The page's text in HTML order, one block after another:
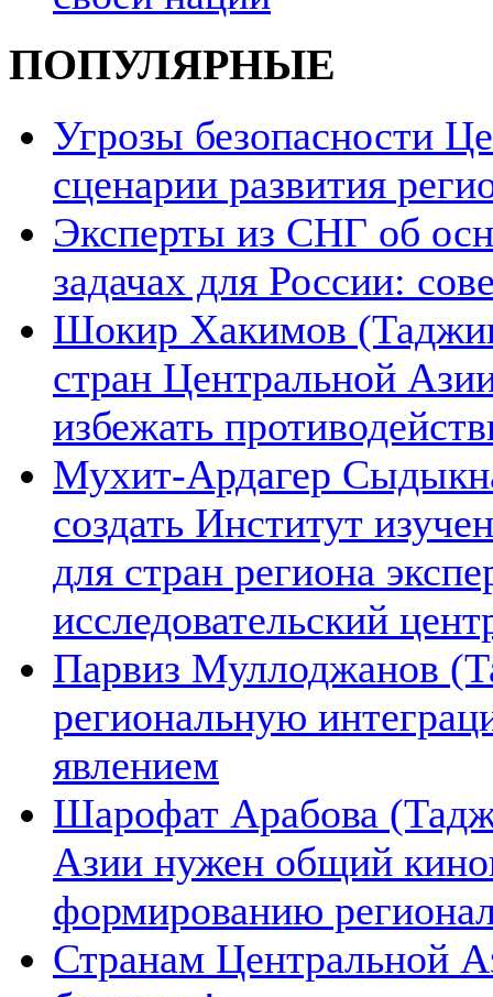
ПОПУЛЯРНЫЕ
Угрозы безопасности
сценарии развития
Эксперты из СНГ об
задачах для России:
Шокир Хакимов
стран Центральной
избежать
Мухит-Ардагер
создать Институт
для стран региона
исследовательский
Парвиз Муллоджанов
региональную
явлением
Шарофат Арабова
Азии нужен общий
формированию
Странам Центральной